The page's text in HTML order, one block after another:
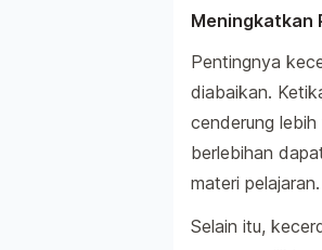
Meningkatkan
Pentingnya
diabaikan.
cenderung
berlebihan
materi pelajaran.
Selain itu,